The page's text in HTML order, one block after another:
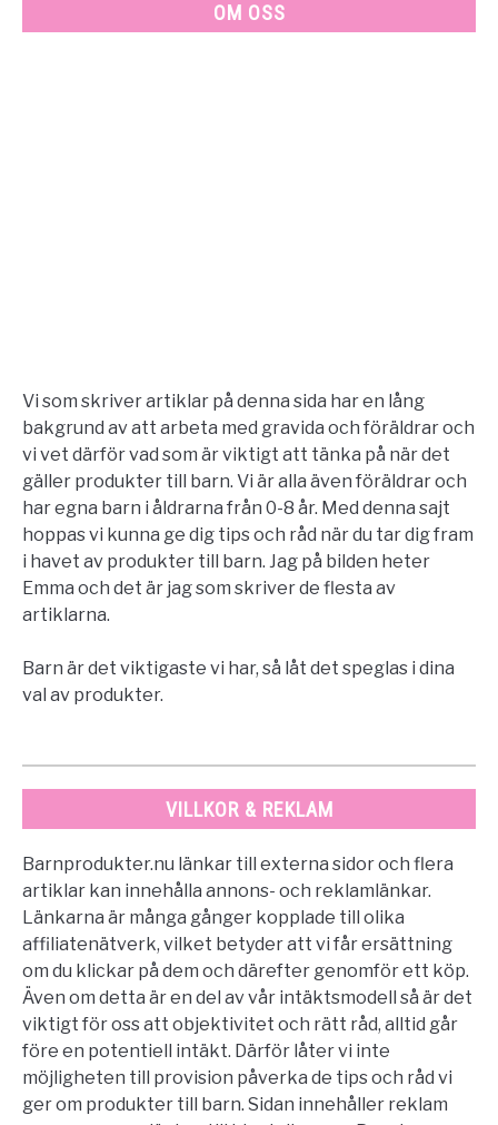
OM OSS
Vi som skriver artiklar på denna sida har en lång
bakgrund av att arbeta med gravida och föräldrar och
vi vet därför vad som är viktigt att tänka på när det
gäller produkter till barn. Vi är alla även föräldrar och
har egna barn i åldrarna från 0-8 år. Med denna sajt
hoppas vi kunna ge dig tips och råd när du tar dig fram
i havet av produkter till barn. Jag på bilden heter
Emma och det är jag som skriver de flesta av
artiklarna.
Barn är det viktigaste vi har, så låt det speglas i dina
val av produkter.
VILLKOR & REKLAM
Barnprodukter.nu länkar till externa sidor och flera
artiklar kan innehålla annons- och reklamlänkar.
Länkarna är många gånger kopplade till olika
affiliatenätverk, vilket betyder att vi får ersättning
om du klickar på dem och därefter genomför ett köp.
Även om detta är en del av vår intäktsmodell så är det
viktigt för oss att objektivitet och rätt råd, alltid går
före en potentiell intäkt. Därför låter vi inte
möjligheten till provision påverka de tips och råd vi
ger om produkter till barn. Sidan innehåller reklam